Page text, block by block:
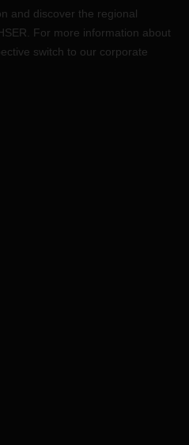
and discover the regional
For more information about
switch to our corporate